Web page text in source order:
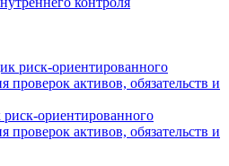
ориентированного
проверок активов, обязательств и